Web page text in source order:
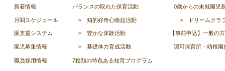
バランスの取れた保育活動
7種類の特色ある知育プログラム
0歳からの未就園児
認可保育所・幼稚
> 知的好奇心喚起活動
> 豊かな体験活動
> 基礎体力育成活動
> ドリームクラ
【事前申込】一般の
新着情報
月間スケジュール
園支援システム
園児募集情報
職員採用情報